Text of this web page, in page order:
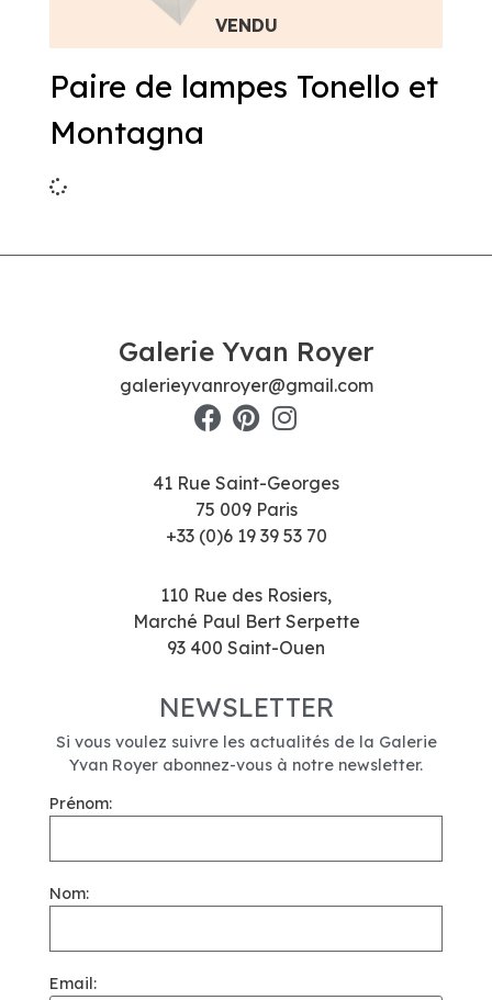
Paire de lampes Tonello et
Montagna
Galerie Yvan Royer
galerieyvanroyer@gmail.com
41 Rue Saint-Georges
75 009 Paris
+33 (0)6 19 39 53 70
110 Rue des Rosiers,
Marché Paul Bert Serpette
93 400 Saint-Ouen
NEWSLETTER
Si vous voulez suivre les actualités de la Galerie
Yvan Royer abonnez-vous à notre newsletter.
Prénom:
Nom:
Email: